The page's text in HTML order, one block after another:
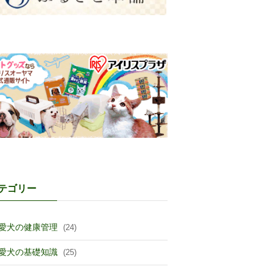
ゴリー
犬の健康管理 (24)
犬の基礎知識 (25)